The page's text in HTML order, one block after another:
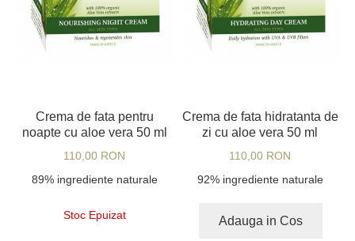
Crema de fata pentru
noapte cu aloe vera 50 ml
110,00 RON
89% ingrediente naturale
Stoc Epuizat
Crema de fata hidratanta de
zi cu aloe vera 50 ml
110,00 RON
92% ingrediente naturale
Adauga in Cos